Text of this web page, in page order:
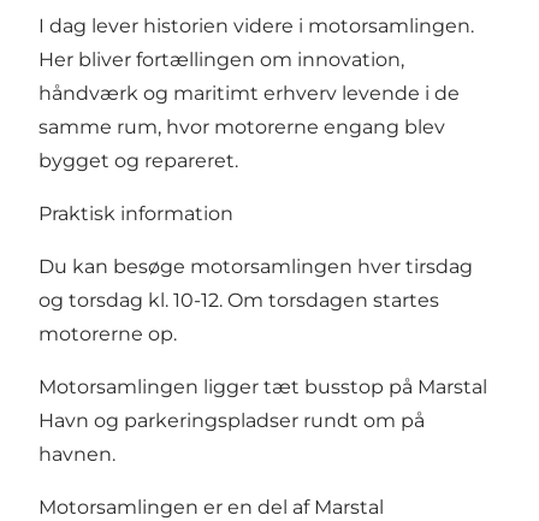
I dag lever historien videre i motorsamlingen.
Her bliver fortællingen om innovation,
håndværk og maritimt erhverv levende i de
samme rum, hvor motorerne engang blev
bygget og repareret.
Praktisk information
Du kan besøge motorsamlingen hver tirsdag
og torsdag kl. 10-12. Om torsdagen startes
motorerne op.
Motorsamlingen ligger tæt busstop på Marstal
Havn og parkeringspladser rundt om på
havnen.
Motorsamlingen er en del af Marstal